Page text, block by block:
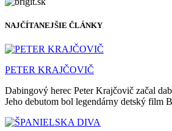
NAJČÍTANEJŠIE ČLÁNKY
PETER KRAJČOVIČ
Dabingový herec Peter Krajčovič začal
Jeho debutom bol legendárny detský film